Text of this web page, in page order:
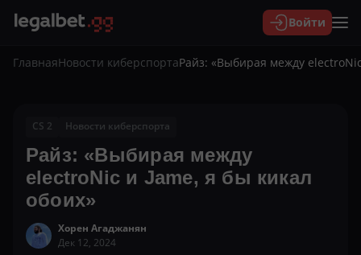
Войти
ГлавнаяНовости киберспортаРайз: «Выбирая между
CS 2 Новости киберспорта
Райз: «Выбирая между
electroNic и Jame, я бы кикал
обоих»
Хорен Агаджанян
Дек 12, 2024